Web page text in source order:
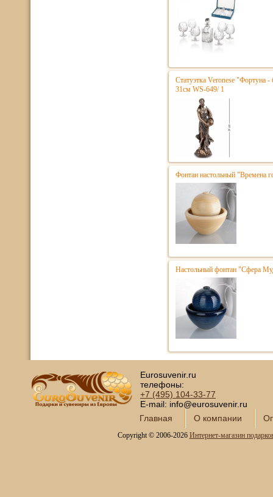
Статуэтка Veronese "Фортуна
31см WS-649/ 1
Фонтан настольный "Времена
Настольный фонтан "Сфера
Eurosuvenir.ru
телефоны:
+7 (495) 104-33-77
E-mail: info@eurosuvenir.ru
Главная
О компании
Copyright © 2006-2026 Интернет-магазин